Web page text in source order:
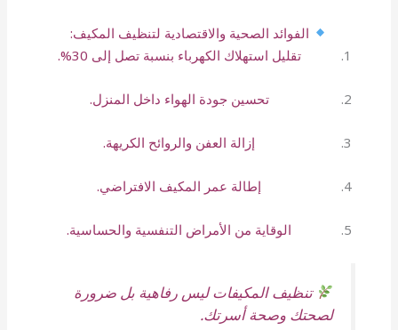
الفوائد الصحية والاقتصادية لتنظيف المكيف:
تقليل استهلاك الكهرباء بنسبة تصل إلى 30%.
تحسين جودة الهواء داخل المنزل.
إزالة العفن والروائح الكريهة.
إطالة عمر المكيف الافتراضي.
الوقاية من الأمراض التنفسية والحساسية.
تنظيف المكيفات ليس رفاهية بل ضرورة
لصحتك وصحة أسرتك.